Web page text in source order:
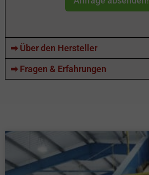
➡ Über den Hersteller
➡ Fragen & Erfahrungen